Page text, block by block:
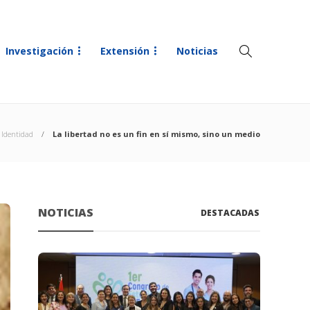
Investigación Extensión Noticias
Identidad La libertad no es un fin en sí mismo, sino un medio
NOTICIAS DESTACADAS